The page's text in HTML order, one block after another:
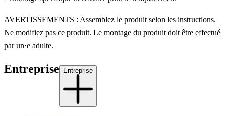
AVERTISSEMENTS : Assemblez le produit selon les instructions.
Ne modifiez pas ce produit. Le montage du produit doit être effectué
par un·e adulte.
Entreprise Entreprise